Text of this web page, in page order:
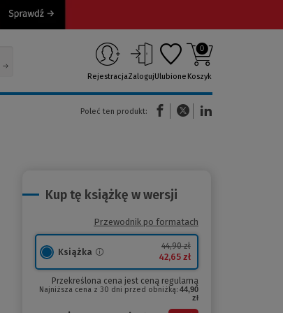
RejestracjaZalogujUlubione
0
Koszyk
Poleć ten produkt:
(Nowe okno)(Link do innej strony)
Kup tę książkę w wersji
Przewodnik po formatach
Książka
44,90 zł
42,65 zł
Przekreślona cena jest ceną regularną
Najniższa cena z 30 dni przed obniżką: 44,90
zł